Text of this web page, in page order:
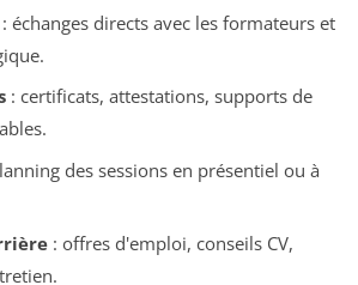
échanges directs avec les formateurs et
: certificats, attestations, supports de
des sessions en présentiel ou à
: offres d'emploi, conseils CV,